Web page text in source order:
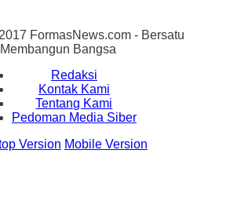
FormasNews.com - Bersatu
Membangun Bangsa
Redaksi
Kontak Kami
Tentang Kami
Pedoman Media Siber
Version Mobile Version